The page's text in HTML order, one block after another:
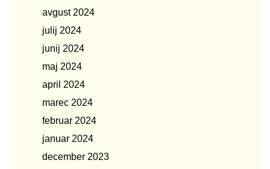
avgust 2024
julij 2024
junij 2024
maj 2024
april 2024
marec 2024
februar 2024
januar 2024
december 2023